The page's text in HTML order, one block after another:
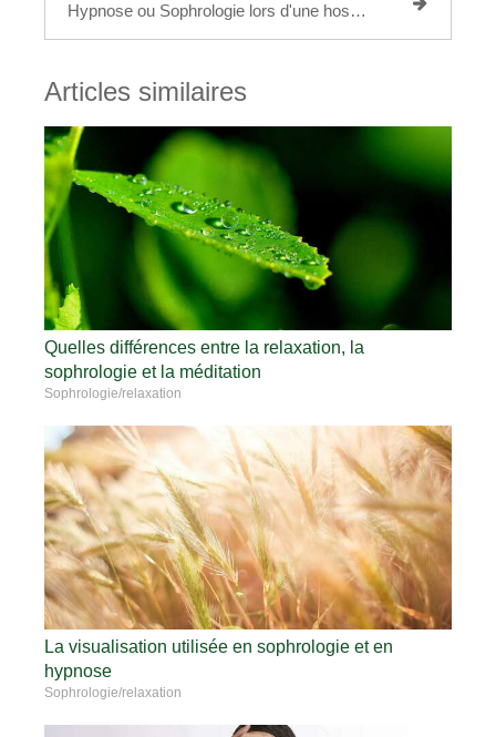
Hypnose ou Sophrologie lors d'une hospitalisation
Articles similaires
Quelles différences entre la relaxation, la
sophrologie et la méditation
Sophrologie/relaxation
La visualisation utilisée en sophrologie et en
hypnose
Sophrologie/relaxation